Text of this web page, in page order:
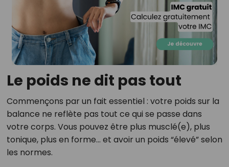
Le poids ne dit pas tout
Commençons par un fait essentiel : votre poids sur la
balance ne reflète pas tout ce qui se passe dans
votre corps. Vous pouvez être plus musclé(e), plus
tonique, plus en forme… et avoir un poids “élevé” selon
les normes.